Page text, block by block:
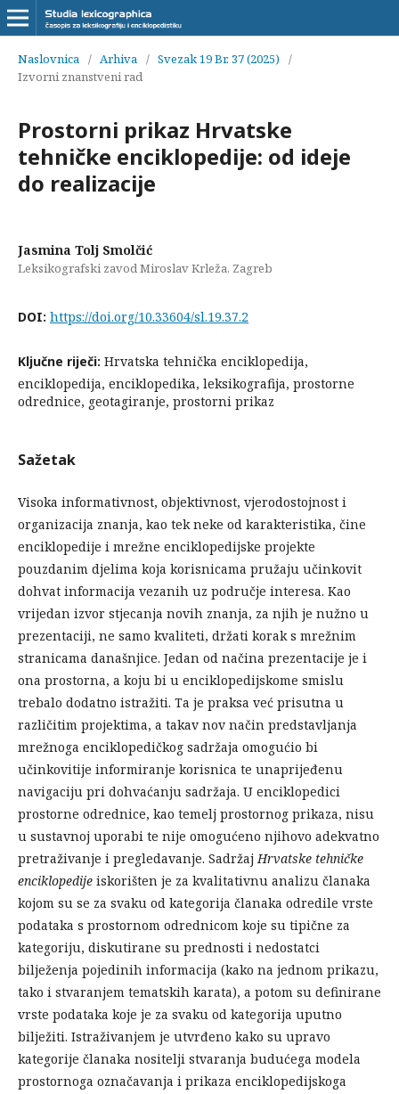
Naslovnica / Arhiva / Svezak 19 Br. 37 (2025)
/
Izvorni znanstveni rad
Prostorni prikaz Hrvatske
tehničke enciklopedije: od ideje
do realizacije
Jasmina Tolj Smolčić
Leksikografski zavod Miroslav Krleža, Zagreb
DOI: https://doi.org/10.33604/sl.19.37.2
Ključne riječi: Hrvatska tehnička enciklopedija,
enciklopedija, enciklopedika, leksikografija, prostorne
odrednice, geotagiranje, prostorni prikaz
Sažetak
Visoka informativnost, objektivnost, vjerodostojnost i
organizacija znanja, kao tek neke od karakteristika, čine
enciklopedije i mrežne enciklopedijske projekte
pouzdanim djelima koja korisnicama pružaju učinkovit
dohvat informacija vezanih uz područje interesa. Kao
vrijedan izvor stjecanja novih znanja, za njih je nužno u
prezentaciji, ne samo kvaliteti, držati korak s mrežnim
stranicama današnjice. Jedan od načina prezentacije je i
ona prostorna, a koju bi u enciklopedijskome smislu
trebalo dodatno istražiti. Ta je praksa već prisutna u
različitim projektima, a takav nov način predstavljanja
mrežnoga enciklopedičkog sadržaja omogućio bi
učinkovitije informiranje korisnica te unaprijeđenu
navigaciju pri dohvaćanju sadržaja. U enciklopedici
prostorne odrednice, kao temelj prostornog prikaza, nisu
u sustavnoj uporabi te nije omogućeno njihovo adekvatno
pretraživanje i pregledavanje. SadržajHrvatske tehničke
enciklopedije iskorišten je za kvalitativnu analizu članaka
kojom su se za svaku od kategorija članaka odredile vrste
podataka s prostornom odrednicom koje su tipične za
kategoriju, diskutirane su prednosti i nedostatci
bilježenja pojedinih informacija (kako na jednom prikazu,
tako i stvaranjem tematskih karata), a potom su definirane
vrste podataka koje je za svaku od kategorija uputno
bilježiti. Istraživanjem je utvrđeno kako su upravo
kategorije članaka nositelji stvaranja budućega modela
prostornoga označavanja i prikaza enciklopedijskoga